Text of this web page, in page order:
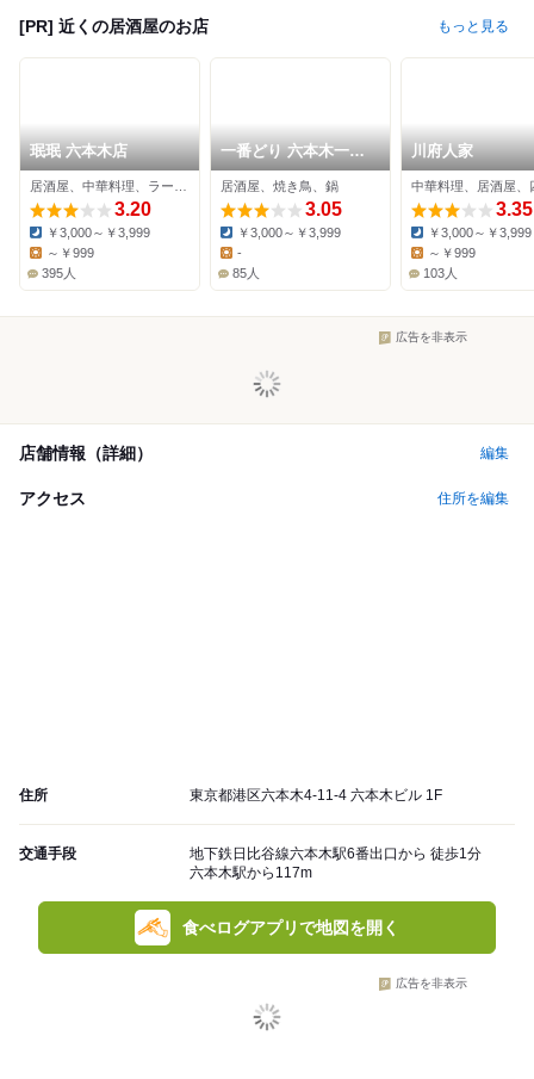
[PR] 近くの居酒屋のお店 もっと見る
珉珉 六本木店
3.20
Dinner:
￥3,000～￥3,999
～￥999
395人
一番どり 六本木一丁
目店
居酒屋、焼き鳥、鍋
3.05
Dinner:
￥3,000～￥3,999
Lunch:
-
85人
川府人家
3.35
Dinner:
￥3,000～￥3,999
～￥999
103人
広告を非表示
店舗情報（詳細） 編集
アクセス 住所を編集
住所 東京都港区六本木4-11-4 六本木ビル 1F
交通手段
地下鉄日比谷線六本木駅6番出口から 徒歩1分
六本木駅から117m
食べログアプリで地図を開く
広告を非表示